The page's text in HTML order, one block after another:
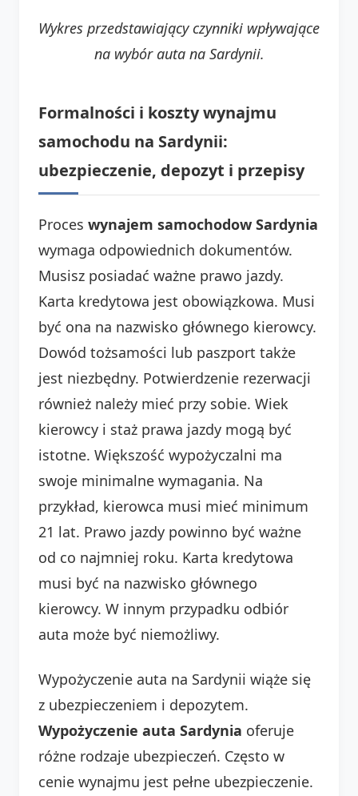
Wykres przedstawiający czynniki wpływające
na wybór auta na Sardynii.
Formalności i koszty wynajmu
samochodu na Sardynii:
ubezpieczenie, depozyt i przepisy
Proces wynajem samochodow Sardynia
wymaga odpowiednich dokumentów.
Musisz posiadać ważne prawo jazdy.
Karta kredytowa jest obowiązkowa. Musi
być ona na nazwisko głównego kierowcy.
Dowód tożsamości lub paszport także
jest niezbędny. Potwierdzenie rezerwacji
również należy mieć przy sobie. Wiek
kierowcy i staż prawa jazdy mogą być
istotne. Większość wypożyczalni ma
swoje minimalne wymagania. Na
przykład, kierowca musi mieć minimum
21 lat. Prawo jazdy powinno być ważne
od co najmniej roku. Karta kredytowa
musi być na nazwisko głównego
kierowcy. W innym przypadku odbiór
auta może być niemożliwy.
Wypożyczenie auta na Sardynii wiąże się
z ubezpieczeniem i depozytem.
Wypożyczenie auta Sardynia oferuje
różne rodzaje ubezpieczeń. Często w
cenie wynajmu jest pełne ubezpieczenie.